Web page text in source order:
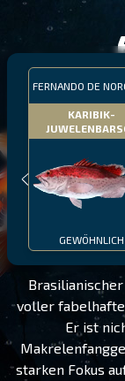
FERNANDO DE
KARIBIK-
GEWÖHNLICH
FERNANDO
voller
Er ist
starken Fokus